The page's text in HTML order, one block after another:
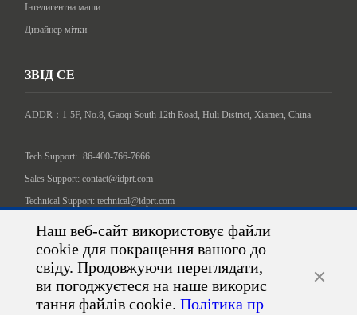
Наш веб-сайт використовує файли
cookie для покращення вашого до
свіду. Продовжуючи переглядати,
ви погоджуєтеся на наше викорис
тання файлів cookie. Політика пр
Інтелигентна машина пакування
Дизайнер мітки
ЗВІД СЕ
ADDR：1-5F, No.8, Gaoqi South 12th Road, Huli District, Xiamen, China
Tech Support:+86-400-766-7666
Sales Support: contact@idprt.com
Technical Support: technical@idprt.com
Знайдіть нас на соціальних медіах: